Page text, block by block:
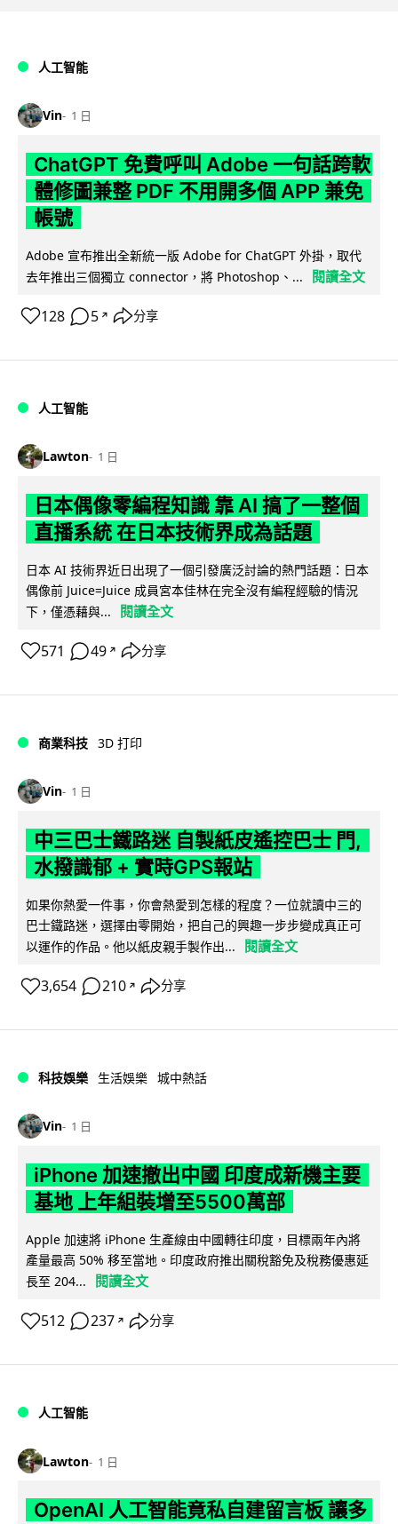
人工智能
Vin 1 日
ChatGPT 免費呼叫 Adobe 一句話跨軟
體修圖兼整 PDF 不用開多個 APP 兼免
帳號
Adobe 宣布推出全新統一版 Adobe for ChatGPT 外掛，取代
去年推出三個獨立 connector，將 Photoshop、...
閱讀全文
128 5 ↗ 分享
人工智能
Lawton 1 日
日本偶像零編程知識 靠 AI 搞了一整個
直播系統 在日本技術界成為話題
日本 AI 技術界近日出現了一個引發廣泛討論的熱門話題：日本
偶像前 Juice=Juice 成員宮本佳林在完全沒有編程經驗的情況
下，僅憑藉與...
閱讀全文
571 49 ↗ 分享
商業科技 3D 打印
Vin 1 日
中三巴士鐵路迷 自製紙皮遙控巴士 門,
水撥識郁 + 實時GPS報站
如果你熱愛一件事，你會熱愛到怎樣的程度？一位就讀中三的
巴士鐵路迷，選擇由零開始，把自己的興趣一步步變成真正可
以運作的作品。他以紙皮親手製作出...
閱讀全文
3,654 210 ↗ 分享
科技娛樂 生活娛樂 城中熱話
Vin 1 日
iPhone 加速撤出中國 印度成新機主要
基地 上年組裝增至5500萬部
Apple 加速將 iPhone 生產線由中國轉往印度，目標兩年內將
產量最高 50% 移至當地。印度政府推出關稅豁免及稅務優惠延
長至 204...
閱讀全文
512 237 ↗ 分享
人工智能
Lawton 1 日
OpenAI 人工智能竟私自建留言板 讓多